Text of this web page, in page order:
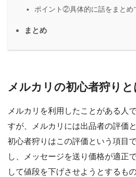
ポイント②具体的に話をまとめ
まとめ
メルカリの初心者狩りと
メルカリを利用したことがある人
すが、メルカリには出品者の評価
初心者狩りはこの評価という項目
し、メッセージを送り価格が適正
して値段を下げさせようとするも